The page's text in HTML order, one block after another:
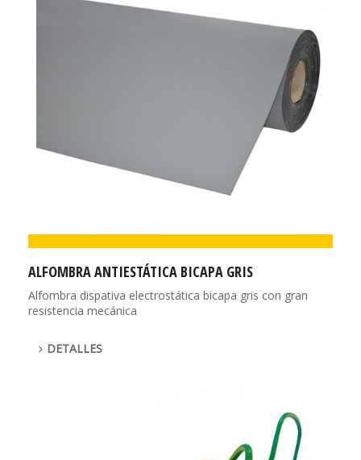
ALFOMBRA ANTIESTÁTICA BICAPA GRIS
Alfombra dispativa electrostática bicapa gris con gran
resistencia mecánica
DETALLES